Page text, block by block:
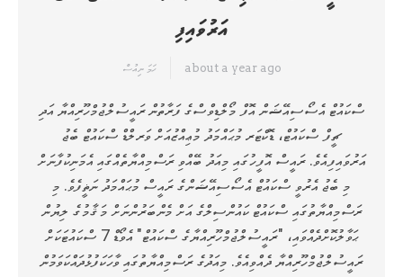
އަރުވައިފި
ހަމަ ނިއުސް about a year ago
ސްކައުޓް އެސޯސިއޭޝަން އޮފް މޯލްޑިވްސްގެ ފަރާތުން ރައީސުލްޖުމްހޫރިއްޔާ އަދި
ޗީފް ސްކައުޓް، ޑޮކްޓަރ މުޙައްމަދު މުޢިއްޒުއަށް ވަރލްޑް ސްކައުޓް ބެޖު
އަރުވައިފިއެވެ. ރައީސް އޮފީހުގައި މިއަދު ބޭއްވި ރަސްމިއްޔާތެއްގައި އެމަނިކުފާނަށް
މި ބެޖު އެރުވީ ސްކައުޓް އެސޯސިއޭޝަންގެ ރައީސް މުޙައްމަދު ނަޡީފެވެ. މި
ރަސްމިއްޔާތުގައި ސްކައުޓް ކައުންސިލްގެ އަށް މެންބަރުންނަށް މަޤާމުގެ ލިޔުން
ޙަވާލުކޮށްދެއްވައި، "ރައީސުލްޖުމްހޫރިއްޔާގެ ސްކައުޓް" އެވޯޑް 7 ސްކައުޓަކަށް
ރައީސުލްޖުމްހޫރިއްޔާ ދެއްވިއެވެ. މިއަދުގެ ރަސްމިއްޔާތުގައި ވާހަކަފުޅުދައްކަވަމުން